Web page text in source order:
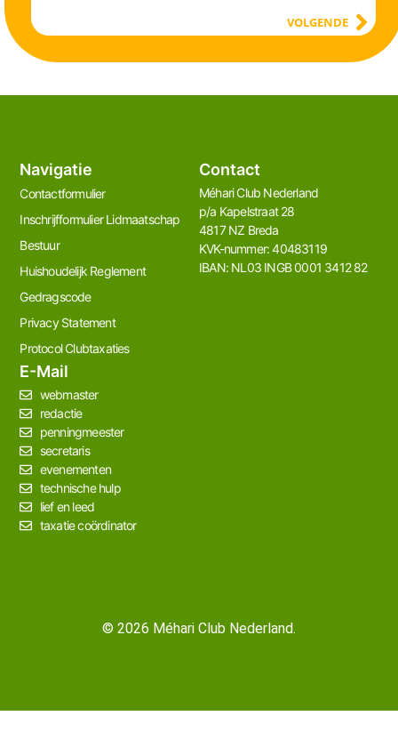
VOLGENDE
Navigatie
Contactformulier
Inschrijfformulier Lidmaatschap
Bestuur
Huishoudelijk Reglement
Gedragscode
Privacy Statement
Protocol Clubtaxaties
Contact
Méhari Club Nederland​
p/a Kapelstraat 28
4817 NZ Breda
KVK-nummer: 40483119
IBAN: NL03 INGB 0001 3412 82
E-Mail
webmaster
redactie
penningmeester
secretaris
evenementen
technische hulp
lief en leed
taxatie coördinator
© 2026 Méhari Club Nederland.